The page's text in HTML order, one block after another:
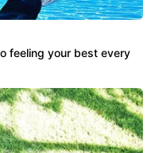
feeling your best every